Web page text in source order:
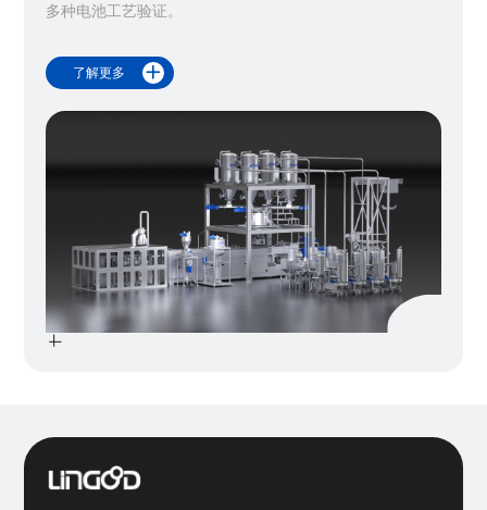
多种电池工艺验证。
了解更多 
